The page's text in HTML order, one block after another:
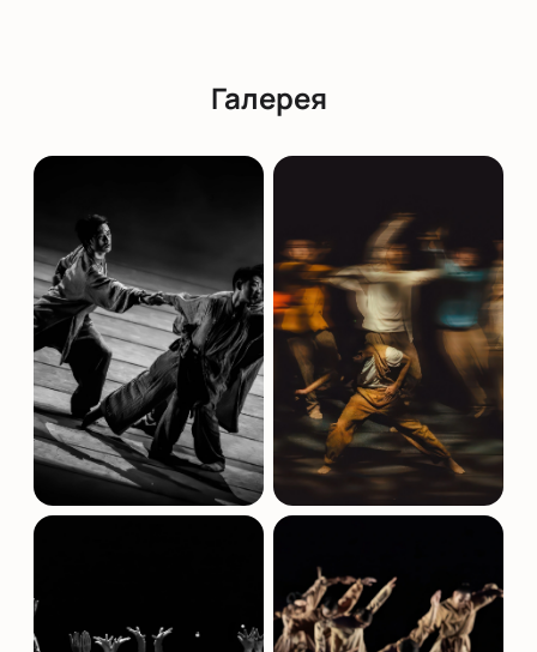
Галерея